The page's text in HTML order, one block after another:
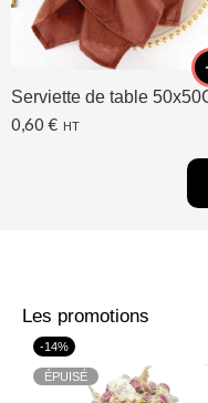
0,60 € HT
Les promotions
-14%
ÉPUISÉ